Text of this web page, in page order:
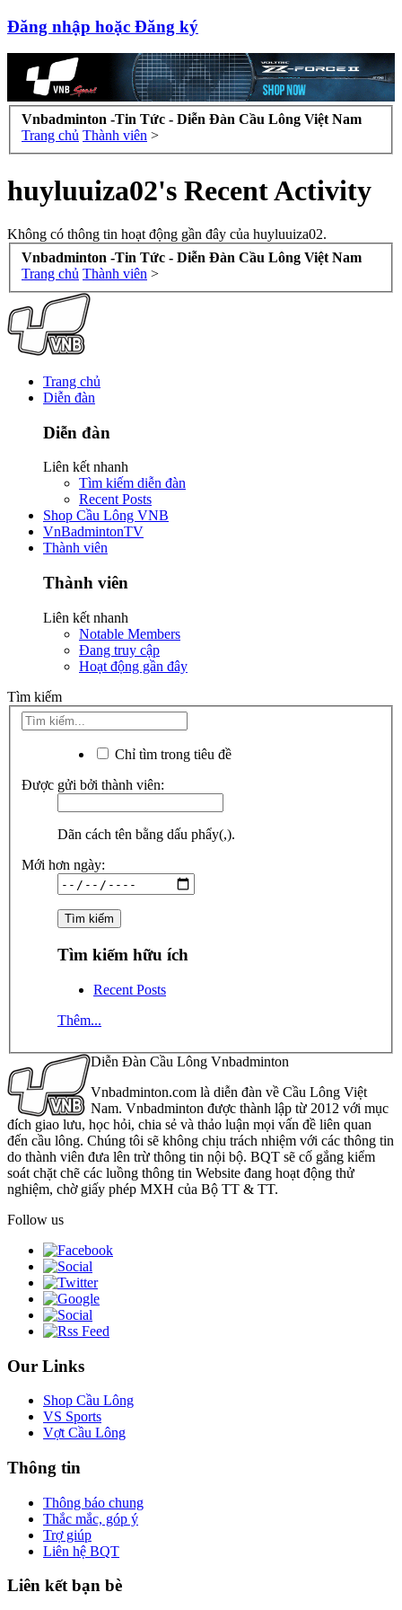
Đăng nhập hoặc Đăng ký
Vnbadminton -Tin Tức - Diễn Đàn Cầu Lông Việt Nam
Trang chủ Thành viên >
huyluuiza02's Recent Activity
Không có thông tin hoạt động gần đây của huyluuiza02.
Vnbadminton -Tin Tức - Diễn Đàn Cầu Lông Việt Nam
Trang chủ Thành viên >
Trang chủ
Diễn đàn
Diễn đàn
Liên kết nhanh
Tìm kiếm diễn đàn
Recent Posts
Shop Cầu Lông VNB
VnBadmintonTV
Thành viên
Thành viên
Liên kết nhanh
Notable Members
Đang truy cập
Hoạt động gần đây
Tìm kiếm
Chỉ tìm trong tiêu đề
Được gửi bởi thành viên:
Dãn cách tên bằng dấu phẩy(,).
Mới hơn ngày:
Tìm kiếm hữu ích
Recent Posts
Thêm...
Diễn Đàn Cầu Lông Vnbadminton
Vnbadminton.com là diễn đàn về Cầu Lông Việt
Nam. Vnbadminton được thành lập từ 2012 với mục
đích giao lưu, học hỏi, chia sẻ và thảo luận mọi vấn đề liên quan
đến cầu lông. Chúng tôi sẽ không chịu trách nhiệm với các thông tin
do thành viên đưa lên trừ thông tin nội bộ. BQT sẽ cố gắng kiểm
soát chặt chẽ các luồng thông tin Website đang hoạt động thử
nghiệm, chờ giấy phép MXH của Bộ TT & TT.
Follow us
Our Links
Shop Cầu Lông
VS Sports
Vợt Cầu Lông
Thông tin
Thông báo chung
Thắc mắc, góp ý
Trợ giúp
Liên hệ BQT
Liên kết bạn bè